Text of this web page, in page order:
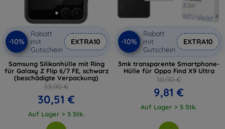
-10%
Rabatt
mit
Gutschein
EXTRA10
Samsung Silikonhülle mit Ring
für Galaxy Z Flip 6/7 FE, schwarz
(beschädigte Verpackung)
33,90 €
30,51 €
Auf Lager > 5 Stk.
-10%
Rabatt
mit
Gutschein
EXTRA10
3mk transparente Smartphone-
Hülle für Oppo Find X9 Ultra
10,90 €
9,81 €
Auf Lager > 5 Stk.